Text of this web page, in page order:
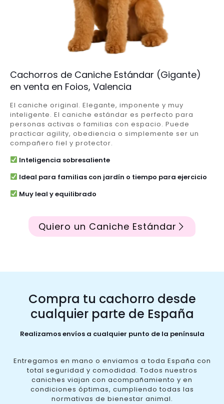
Cachorros de Caniche Estándar (Gigante)
en venta en Foios, Valencia
El caniche original. Elegante, imponente y muy
inteligente. El caniche estándar es perfecto para
personas activas o familias con espacio. Puede
practicar agility, obediencia o simplemente ser un
compañero fiel y protector.
Inteligencia sobresaliente
Ideal para familias con jardín o tiempo para ejercicio
Muy leal y equilibrado
Quiero un Caniche Estándar
Compra tu cachorro desde
cualquier parte de España
Realizamos envíos a cualquier punto de la península
Entregamos en mano o enviamos a toda España con
total seguridad y comodidad. Todos nuestros
caniches viajan con acompañamiento y en
condiciones óptimas, cumpliendo todas las
normativas de bienestar animal.